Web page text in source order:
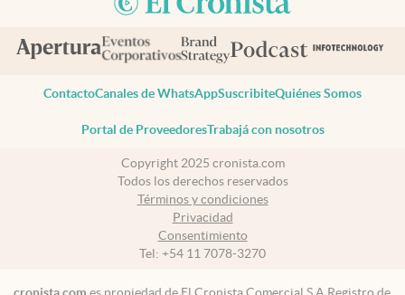
ContactoCanales de WhatsAppSuscribiteQuiénes Somos
Portal de ProveedoresTrabajá con nosotros
Copyright 2025 cronista.com
Todos los derechos reservados
Términos y condiciones
Privacidad
Consentimiento
Tel: +54 11 7078-3270